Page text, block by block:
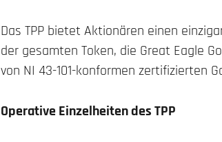
Das TPP bietet Aktionären einen
der gesamten Token, die Great Eagle
von NI 43-101-konformen zertifizierten
Operative Einzelheiten des TPP